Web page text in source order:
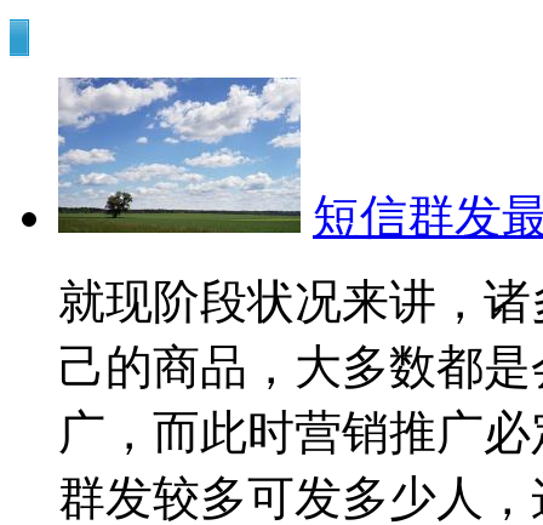
短信群发
就现阶段状况来讲，
己的商品，大多数都
广，而此时营销推广
群发较多可发多少人